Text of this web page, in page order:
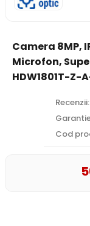
Camera 8MP,
Microfon,
HDW1801T-Z-
Recenzii:
Cod